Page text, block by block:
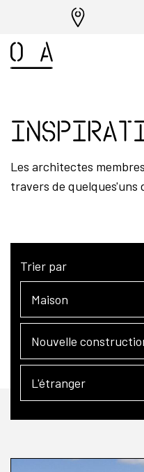
Les architectes
travers de quelques'uns
Trier par
Maison
Nouvelle
L'étranger